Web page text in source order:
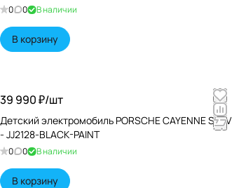
0 0 В наличии
В корзину
39 990 ₽/шт
Детский электромобиль PORSCHE CAYENNE S 12V
- JJ2128-BLACK-PAINT
0 0 В наличии
В корзину